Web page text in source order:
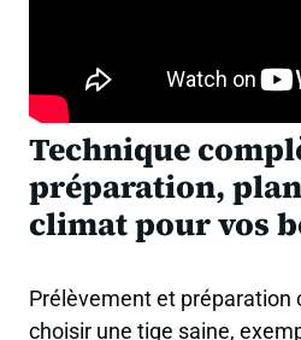
Technique
préparation,
climat pour vos
Prélèvement et préparation
choisir une tige saine,